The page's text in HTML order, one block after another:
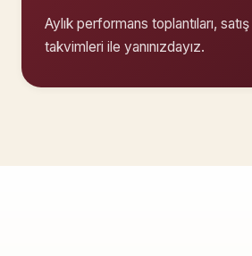
Aylık performans toplantıları,
takvimleri ile yanınızdayız.